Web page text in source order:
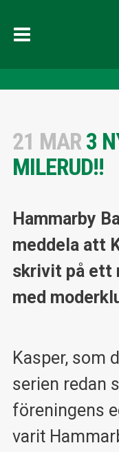
21 MAR3
MILERUD!!
Hammarby
meddela att
skrivit på ett
med
Kasper, som
serien redan
föreningens
varit